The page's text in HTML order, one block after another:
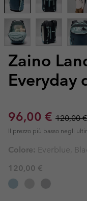
Zaino
Everyday
Sale price:
96,00 € Regular
120,00
Il prezzo più basso negli
Colore: Everblue,
120,00 €